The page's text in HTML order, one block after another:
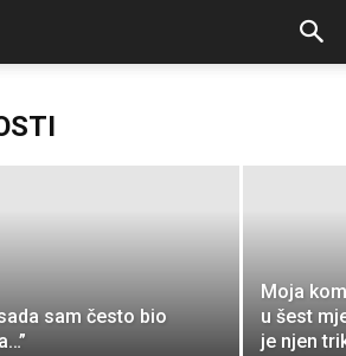
avgustu 2024:
nikad se ne pojavi
sam često bio
Moja
u šest
je njen